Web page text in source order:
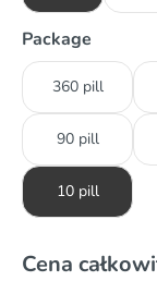
Package
360 pill
90 pill
10 pill
Cena